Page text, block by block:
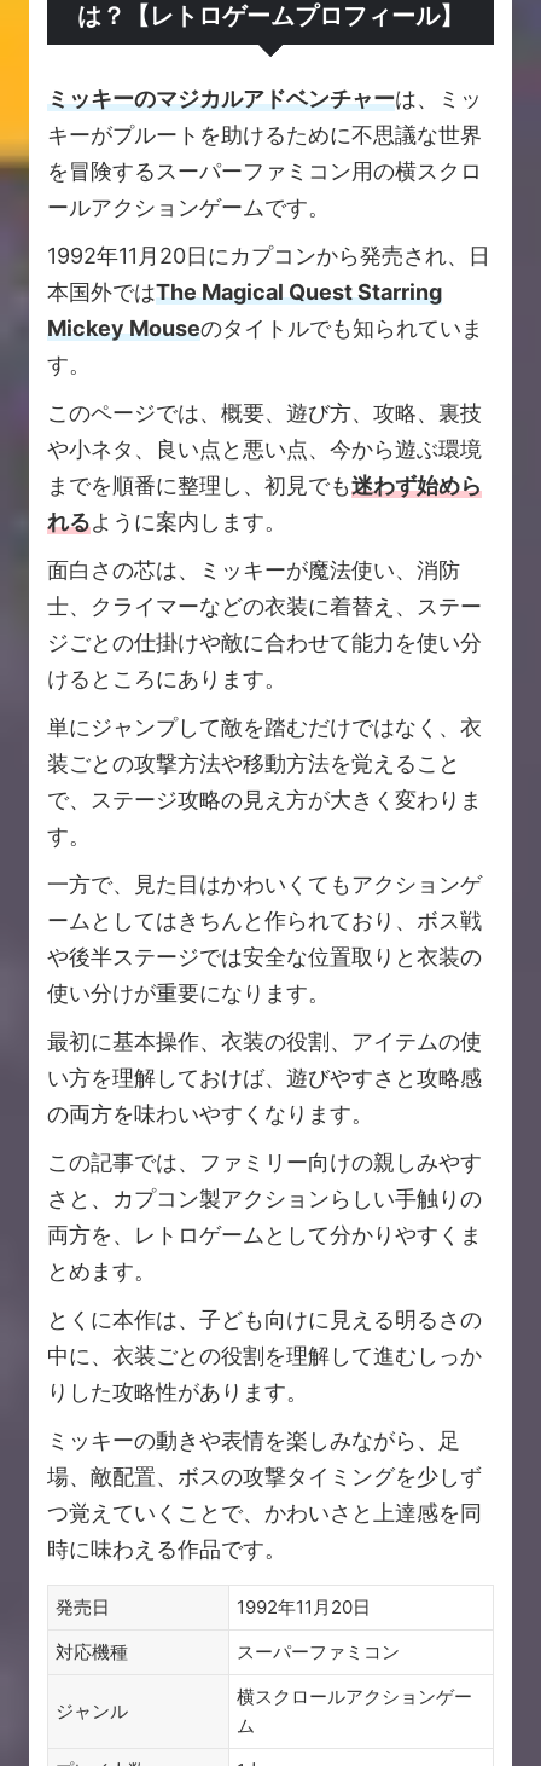
は？【レトロゲームプロフィール】
ミッキーのマジカルアドベンチャーは、ミッ
キーがプルートを助けるために不思議な世界
を冒険するスーパーファミコン用の横スクロ
ールアクションゲームです。
1992年11月20日にカプコンから発売され、日
本国外ではThe Magical Quest Starring
Mickey Mouseのタイトルでも知られていま
す。
このページでは、概要、遊び方、攻略、裏技
や小ネタ、良い点と悪い点、今から遊ぶ環境
までを順番に整理し、初見でも迷わず始めら
れるように案内します。
面白さの芯は、ミッキーが魔法使い、消防
士、クライマーなどの衣装に着替え、ステー
ジごとの仕掛けや敵に合わせて能力を使い分
けるところにあります。
単にジャンプして敵を踏むだけではなく、衣
装ごとの攻撃方法や移動方法を覚えること
で、ステージ攻略の見え方が大きく変わりま
す。
一方で、見た目はかわいくてもアクションゲ
ームとしてはきちんと作られており、ボス戦
や後半ステージでは安全な位置取りと衣装の
使い分けが重要になります。
最初に基本操作、衣装の役割、アイテムの使
い方を理解しておけば、遊びやすさと攻略感
の両方を味わいやすくなります。
この記事では、ファミリー向けの親しみやす
さと、カプコン製アクションらしい手触りの
両方を、レトロゲームとして分かりやすくま
とめます。
とくに本作は、子ども向けに見える明るさの
中に、衣装ごとの役割を理解して進むしっか
りした攻略性があります。
ミッキーの動きや表情を楽しみながら、足
場、敵配置、ボスの攻撃タイミングを少しず
つ覚えていくことで、かわいさと上達感を同
時に味わえる作品です。
発売日
1992年11月20日
対応機種
スーパーファミコン
ジャンル
横スクロールアクションゲー
ム